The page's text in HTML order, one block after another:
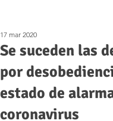
Se suceden las
por
estado de
coronavirus
17 mar 2020